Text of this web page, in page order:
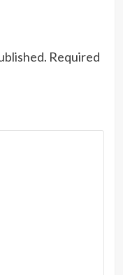
Required